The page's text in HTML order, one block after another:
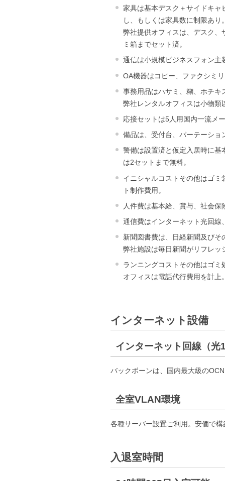
家具は基本デスク＋サイドキ
し、もしくは家具数に制限あり
弊社提供オフィスは、デスク
ミ箱までセット済。
通信は小規模ビジネスフォン
OA機器はコピー、ファクシミ
事務用品はハサミ、糊、ホチ
弊社レンタルオフィスは小物類
応接セットは5人用国内一流メ
備品は、受付台、パーテーシ
警備は設置済と仮定入居時に
は2セットまで無料。
イニシャルコストその他はゴ
ト制作費用。
人件費は基本給、賞与、社会
通信費はインターネット光回
新聞図書費は、日経新聞及び
弊社施設は毎日新聞がリフレ
ランニングコストその他はゴ
オフィスは電話代行費用を計
インターネット設備
インターネット回線（
バックボーンは、国内最大級の
全室VLAN環境
各種サーバー設置ご利用。安価で
入退室時間